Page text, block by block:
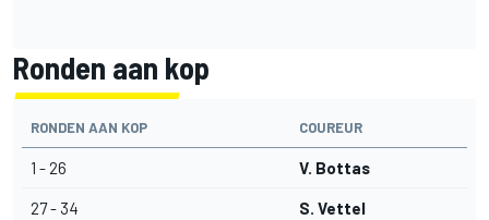
Ronden aan kop
RONDEN AAN KOP COUREUR
1 - 26 V. Bottas
27 - 34 S. Vettel